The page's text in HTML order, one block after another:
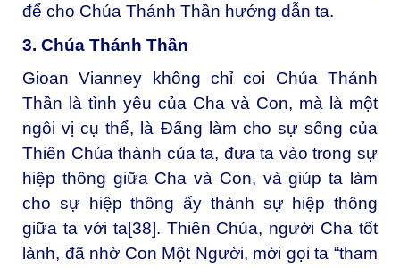
để cho Chúa Thánh Thần hướng dẫn ta.
3. Chúa Thánh Thần
Gioan Vianney không chỉ coi Chúa Thánh
Thần là tình yêu của Cha và Con, mà là một
ngôi vị cụ thể, là Đấng làm cho sự sống của
Thiên Chúa thành của ta, đưa ta vào trong sự
hiệp thông giữa Cha và Con, và giúp ta làm
cho sự hiệp thông ấy thành sự hiệp thông
giữa ta với ta[38]. Thiên Chúa, người Cha tốt
lành, đã nhờ Con Một Người, mời gọi ta “tham